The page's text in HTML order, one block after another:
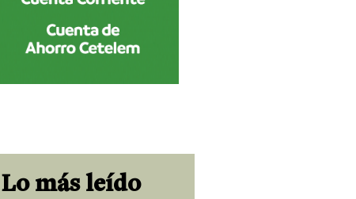
Lo más leído